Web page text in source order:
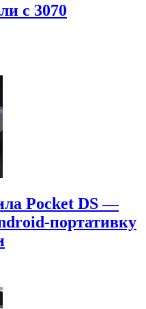
с 3070
Pocket DS —
портативку